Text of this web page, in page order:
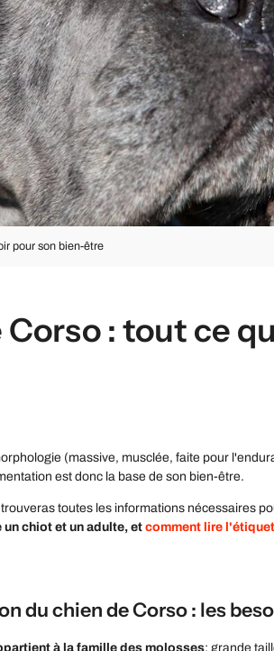
pour son bien-être
: tout ce
(massive, musclée, faite pour
est donc la base de son bien-être.
toutes les informations nécessaires
chiot et un adulte, et comment lire
du chien de Corso : les
à la famille des molosses: grande